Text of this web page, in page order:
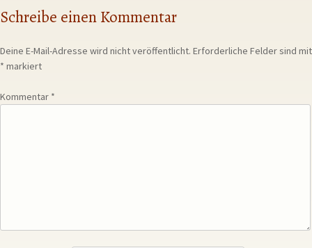
Schreibe einen Kommentar
Deine E-Mail-Adresse wird nicht veröffentlicht. Erforderliche Felder sind mit
* markiert
Kommentar *